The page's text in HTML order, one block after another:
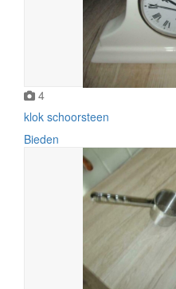
4
klok schoorsteen
Bieden